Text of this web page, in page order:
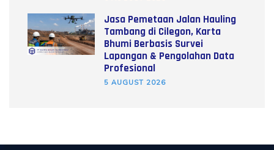
Jasa Pemetaan Jalan Hauling
Tambang di Cilegon, Karta
Bhumi Berbasis Survei
Lapangan & Pengolahan Data
Profesional
5 AUGUST 2026